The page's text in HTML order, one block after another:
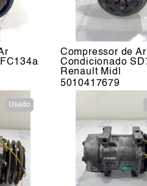
Compressor de Ar
Condicionado
Renault Midl
5010417679
Usado